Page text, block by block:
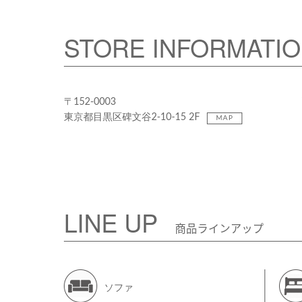
STORE
〒152-0003
東京都目黒区碑文谷2-10-15 2F
MAP
LINE UP 商品ラインアップ
ソファ